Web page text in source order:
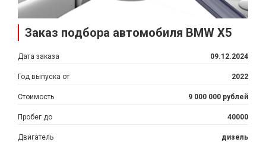
Заказ подбора автомобиля BMW X5
Дата заказа 09.12.2024
Год выпуска от 2022
Стоимость 9 000 000 рублей
Пробег до 40000
Двигатель дизель